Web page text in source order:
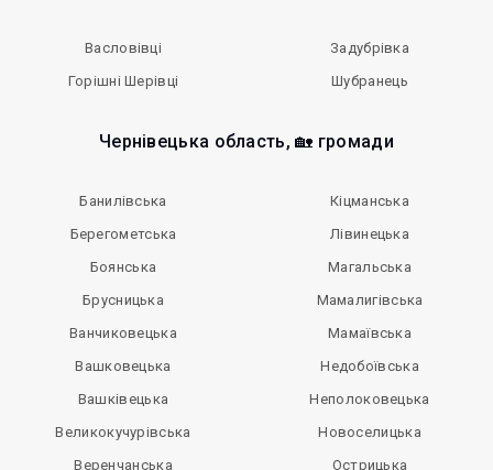
Васловівці
Горішні Шерівці
Задубрівка
Шубранець
Чернівецька область, 🏡 громади
Банилівська
Берегометська
Боянська
Брусницька
Ванчиковецька
Вашковецька
Вашківецька
Великокучурівська
Веренчанська
Кіцманська
Лівинецька
Магальська
Мамалигівська
Мамаївська
Недобоївська
Неполоковецька
Новоселицька
Острицька